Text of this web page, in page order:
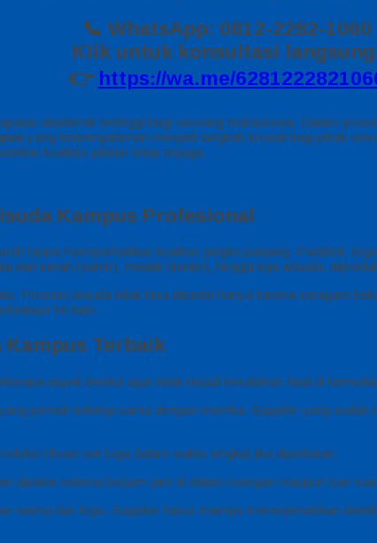
📞 WhatsApp: 0812-2282-1060
Klik untuk konsultasi
👉 https://wa.me/
akademik tertinggi bagi seorang mahasiswa. Dalam
yang berpengalaman menjadi langkah krusial bagi pihak
kualitas jahitan tetap terjaga.
Kampus Profesional
tanpa memperhatikan kualitas jangka panjang. Padahal,
dari kerah (samir), medali (liontin), hingga topi wisuda,
Prosesi wisuda tidak bisa ditunda hanya karena seragam
lot kain.
Terbaik
aspek berikut agar tidak terjadi kesalahan fatal di
pernah bekerja sama dengan mereka. Supplier yang
ribuan set toga dalam waktu singkat jika diperlukan.
dipakai selama berjam-jam di dalam ruangan maupun luar
warna dan logo. Supplier harus mampu menerjemahkan